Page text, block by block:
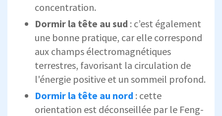
concentration.
Dormir la tête au sud : c’est également
une bonne pratique, car elle correspond
aux champs électromagnétiques
terrestres, favorisant la circulation de
l'énergie positive et un sommeil profond.
Dormir la tête au nord : cette
orientation est déconseillée par le Feng-